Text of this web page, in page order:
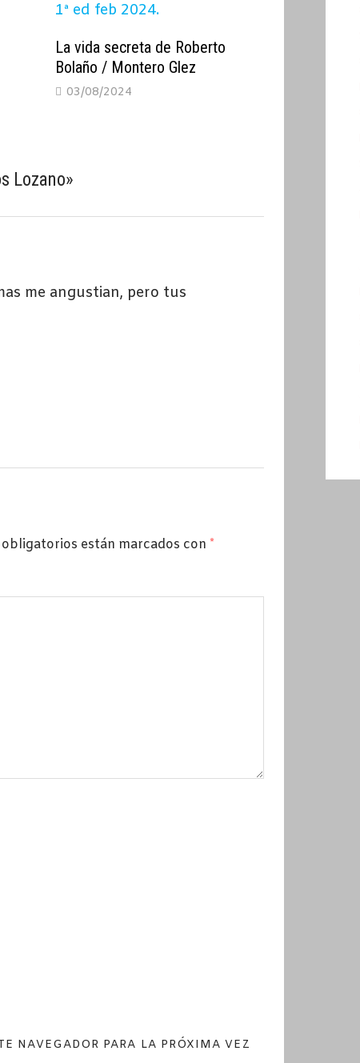
La vida secreta de Roberto
Bolaño / Montero Glez
03/08/2024
Lozano»
me angustian, pero tus
obligatorios están marcados con *
NAVEGADOR PARA LA PRÓXIMA VEZ